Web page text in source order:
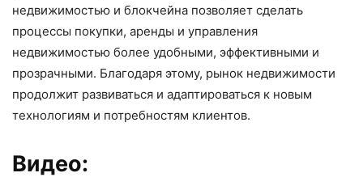
недвижимостью и блокчейна позволяет сделать
процессы покупки, аренды и управления
недвижимостью более удобными, эффективными и
прозрачными. Благодаря этому, рынок недвижимости
продолжит развиваться и адаптироваться к новым
технологиям и потребностям клиентов.
Видео: